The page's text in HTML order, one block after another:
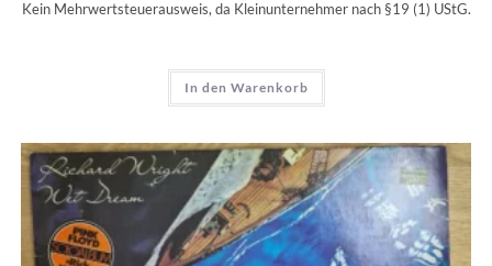
Kein Mehrwertsteuerausweis, da Kleinunternehmer nach §19 (1) UStG.
In den Warenkorb